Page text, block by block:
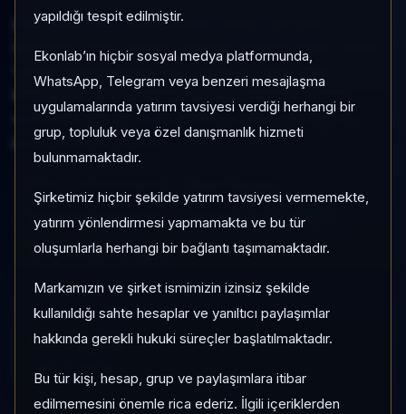
yapıldığı tespit edilmiştir.
Ekonlab’ın hiçbir sosyal medya platformunda,
WhatsApp, Telegram veya benzeri mesajlaşma
uygulamalarında yatırım tavsiyesi verdiği herhangi bir
grup, topluluk veya özel danışmanlık hizmeti
bulunmamaktadır.
Şirketimiz hiçbir şekilde yatırım tavsiyesi vermemekte,
yatırım yönlendirmesi yapmamakta ve bu tür
oluşumlarla herhangi bir bağlantı taşımamaktadır.
Markamızın ve şirket ismimizin izinsiz şekilde
kullanıldığı sahte hesaplar ve yanıltıcı paylaşımlar
hakkında gerekli hukuki süreçler başlatılmaktadır.
Bu tür kişi, hesap, grup ve paylaşımlara itibar
edilmemesini önemle rica ederiz. İlgili içeriklerden
ONE PORTFÖY DÖRDÜNCÜ HİSSE SENEDİ
SERBEST FON (HİSSE SENEDİ YOĞUN FON), Hisse
Yoğun kategorisinde son 1 ayda %-13,57 getiri,
volatilitesi %2,47 ve Aktif KAP KAP yoğunluğu ile
izlenebilen bir fondur.
Son fiyat:0,933847 TEFAS'ta İşlem Görüyor
Son işlem farkı:0 gün
1 AY VE 3 AY PERFORMANS
%-13,57